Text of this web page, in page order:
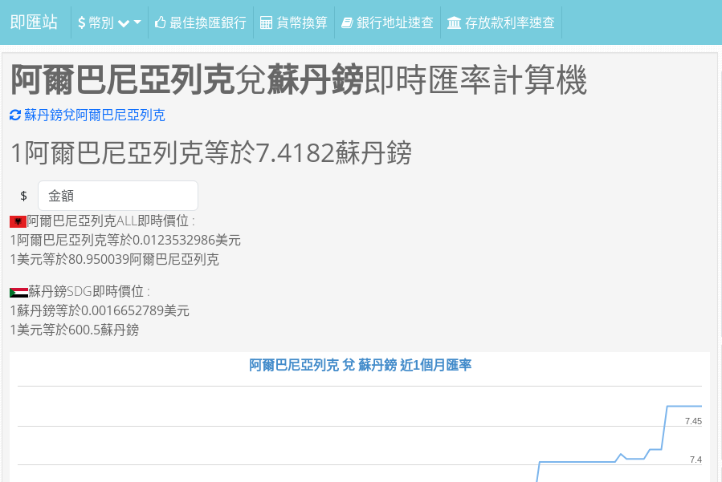
即匯站 幣別 最佳換匯銀行 貨幣換算 銀行地址速查 存放款利率速查
阿爾巴尼亞列克兌蘇丹鎊即時匯率計算機
蘇丹鎊兌阿爾巴尼亞列克
1阿爾巴尼亞列克等於7.4182蘇丹鎊
Amount
$
阿爾巴尼亞列克ALL即時價位 :
1阿爾巴尼亞列克等於0.0123532986美元
1美元等於80.950039阿爾巴尼亞列克
蘇丹鎊SDG即時價位 :
1蘇丹鎊等於0.0016652789美元
1美元等於600.5蘇丹鎊
阿爾巴尼亞列克 兌 蘇丹鎊 近1個月匯率
7.4
7.45